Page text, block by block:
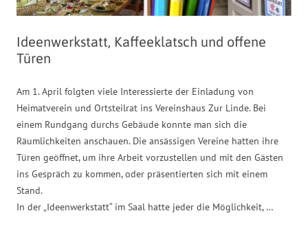
Ideenwerkstatt, Kaffeeklatsch und offene
Türen
Am 1. April folgten viele Interessierte der Einladung von
Heimatverein und Ortsteilrat ins Vereinshaus Zur Linde. Bei
einem Rundgang durchs Gebäude konnte man sich die
Räumlichkeiten anschauen. Die ansässigen Vereine hatten ihre
Türen geöffnet, um ihre Arbeit vorzustellen und mit den Gästen
ins Gespräch zu kommen, oder präsentierten sich mit einem
Stand.
In der „Ideenwerkstatt“ im Saal hatte jeder die Möglichkeit, …